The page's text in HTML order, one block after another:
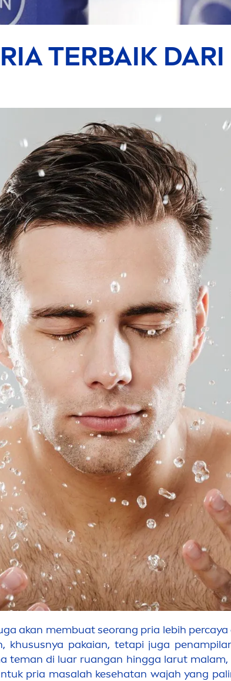
TERBAIK DARI
akan membuat seorang pria lebih
khususnya pakaian, tetapi juga
teman di luar ruangan hingga larut
pria masalah kesehatan wajah yang